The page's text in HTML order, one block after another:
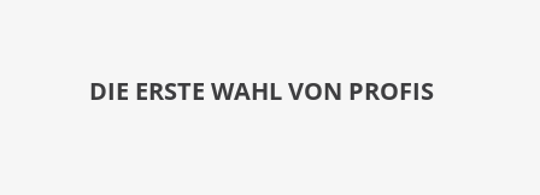
DIE ERSTE WAHL VON PROFIS